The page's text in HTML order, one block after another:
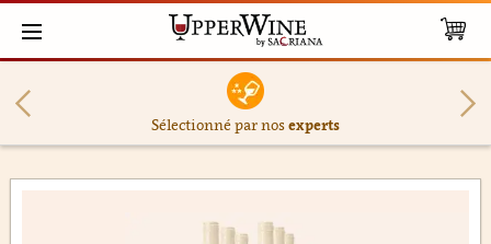
Sélectionné par nosexperts